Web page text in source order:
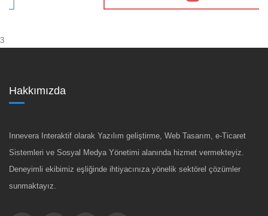
3
Hakkımızda
Innevera Interaktif olarak Yazılım geliştirme, Web Tasarım, e-Ticaret
Sistemleri ve Sosyal Medya Yönetimi alanında hizmet vermekteyiz.
Deneyimli ekibimiz eşliğinde ihtiyacınıza yönelik sektörel çözümler
sunmaktayız.